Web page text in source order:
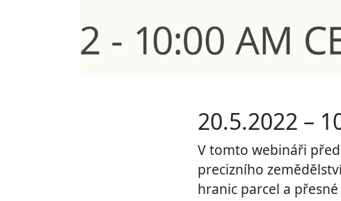
20.5.2022 –
V tomto webináři
precizního
hranic parcel a